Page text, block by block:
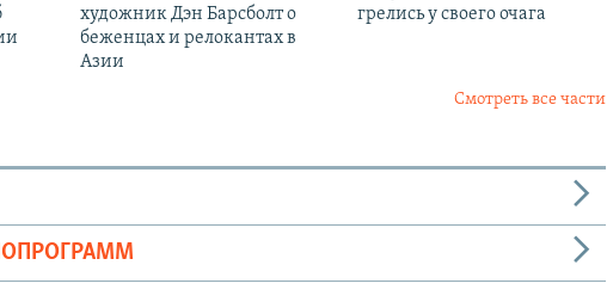
художник Дэн Барсболт о
беженцах и релокантах в
Азии
грелись у своего очага
Смотреть все части